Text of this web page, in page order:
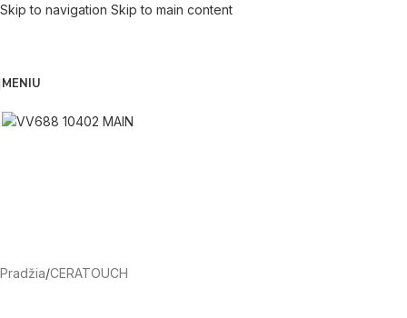
Skip to navigation Skip to main content
MENIU
Pradžia/CERATOUCH